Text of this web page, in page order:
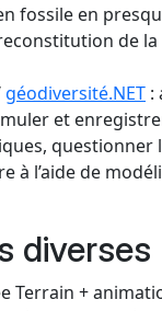
fossile en
de
géodiversité.NET :
et
questionner
à l’aide de
diverses
Terrain +